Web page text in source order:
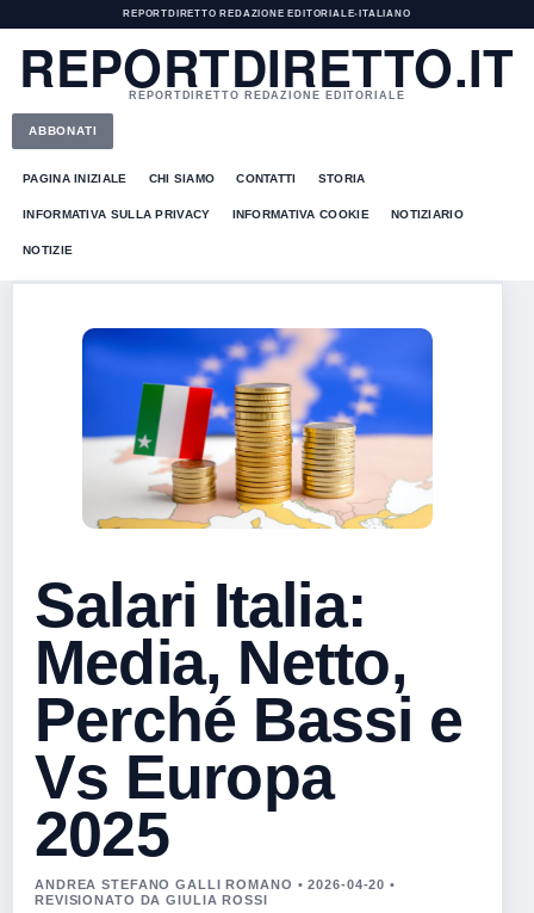
REPORTDIRETTO REDAZIONE EDITORIALE• ITALIANO
REPORTDIRETTO.IT
REPORTDIRETTO REDAZIONE EDITORIALE
ABBONATI
PAGINA INIZIALE CHI SIAMO CONTATTI STORIA
INFORMATIVA SULLA PRIVACY INFORMATIVA COOKIE NOTIZIARIO
NOTIZIE
Salari Italia:
Media, Netto,
Perché Bassi e
Vs Europa
2025
ANDREA STEFANO GALLI ROMANO • 2026-04-20 •
REVISIONATO DA GIULIA ROSSI